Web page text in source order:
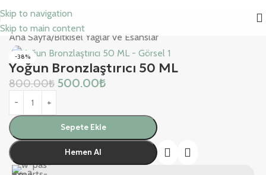
Skip to navigation
Skip to main content
Ana Sayfa/Bitkisel Yağlar ve Esanslar
-38%
Yoğun Bronzlaştırıcı 50 ML
800.00₺ 500.00₺
Sepete Ekle
Hemen Al